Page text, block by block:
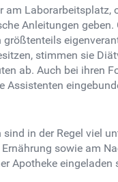
Anleitungen
stimmen sie
ab. Auch bei ihren
Assistenten
in der Regel viel
sowie am
Apotheke